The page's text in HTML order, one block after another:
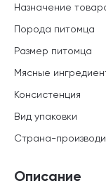
Описание
Назначение
Порода питомца
Размер питомца
Мясные
Консистенция
Вид упаковки
Страна-